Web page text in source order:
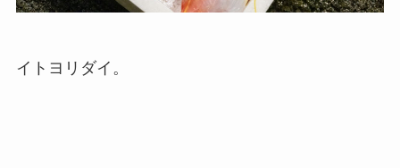
イトヨリダイ。